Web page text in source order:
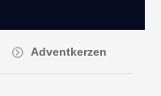
Adventkerzen